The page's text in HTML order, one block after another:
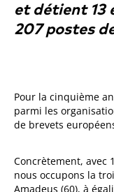
et détient 13
207 postes
Pour la cinquième
parmi les
de brevets
Concrètement, avec
nous occupons la
Amadeus (60), à